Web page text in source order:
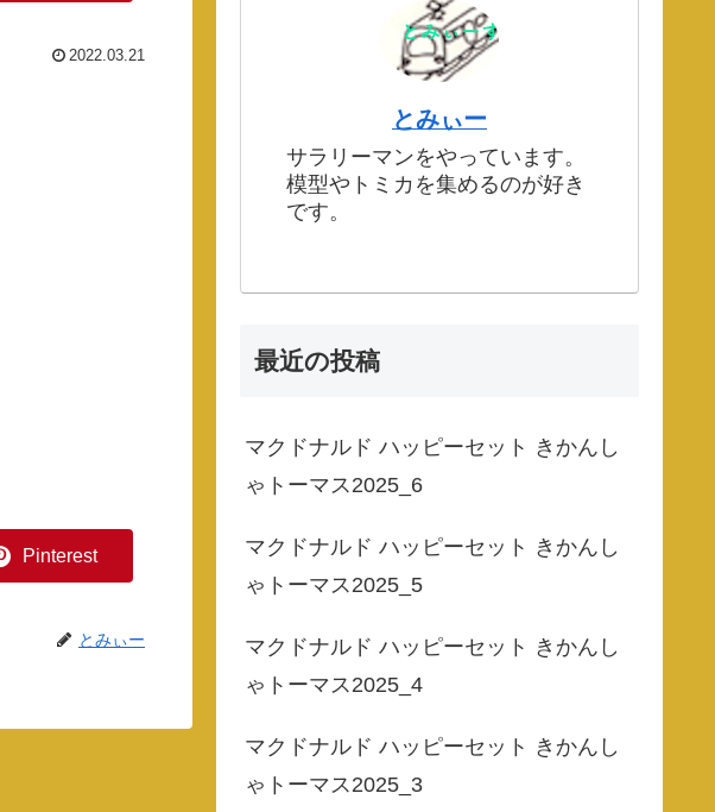
2022.03.21
Pinterest
とみぃー
とみぃー
サラリーマンをやっています。
模型やトミカを集めるのが好き
です。
最近の投稿
マクドナルド ハッピーセット きかんし
ゃトーマス2025_6
マクドナルド ハッピーセット きかんし
ゃトーマス2025_5
マクドナルド ハッピーセット きかんし
ゃトーマス2025_4
マクドナルド ハッピーセット きかんし
ゃトーマス2025_3